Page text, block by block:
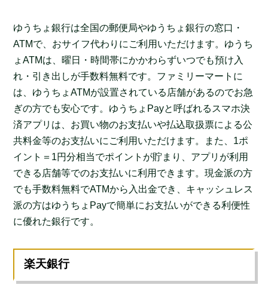
ゆうちょ銀行は全国の郵便局やゆうちょ銀行の窓口・
ATMで、おサイフ代わりにご利用いただけます。ゆうち
ょATMは、曜日・時間帯にかかわらずいつでも預け入
れ・引き出しが手数料無料です。ファミリーマートに
は、ゆうちょATMが設置されている店舗があるのでお急
ぎの方でも安心です。ゆうちょPayと呼ばれるスマホ決
済アプリは、お買い物のお支払いや払込取扱票による公
共料金等のお支払いにご利用いただけます。また、1ポ
イント＝1円分相当でポイントが貯まり、アプリが利用
できる店舗等でのお支払いに利用できます。現金派の方
でも手数料無料でATMから入出金でき、キャッシュレス
派の方はゆうちょPayで簡単にお支払いができる利便性
に優れた銀行です。
楽天銀行